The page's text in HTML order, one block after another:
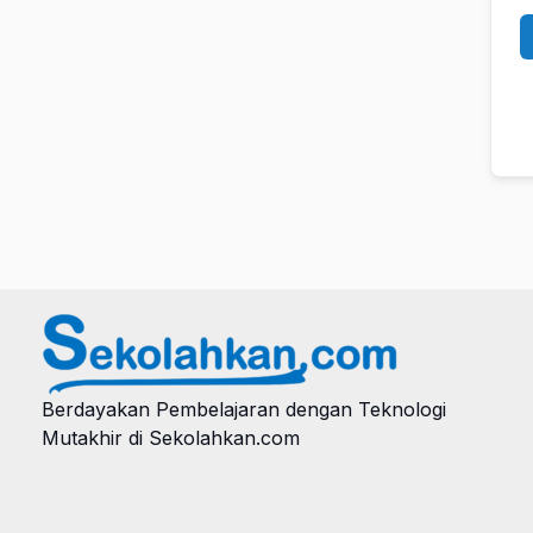
Berdayakan Pembelajaran dengan Teknologi
Mutakhir di Sekolahkan.com